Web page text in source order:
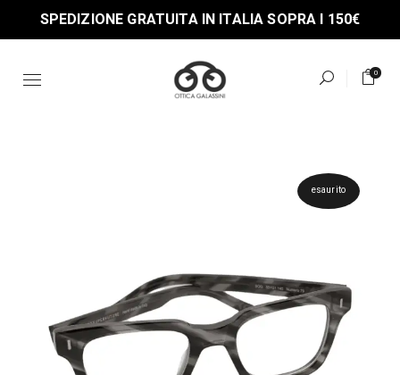
the
SPEDIZIONE GRATUITA IN ITALIA SOPRA I 150€
0
esaurito